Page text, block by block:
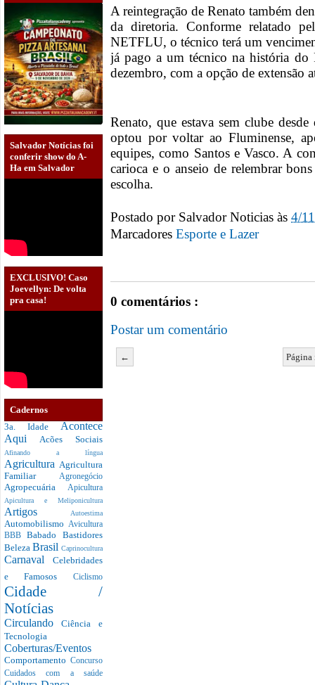
Salvador Notícias foi
conferir show do A-
Ha em Salvador
EXCLUSIVO! Caso
Joevellyn: De volta
pra casa!
Cadernos
3a. Idade Acontece
Aqui Acões Sociais
Afinando a língua
Agricultura Agricultura
Familiar Agronegócio
Agropecuária Apicultura
Apicultura e Meliponicultura
Artigos Autoestima
Automobilismo Avicultura
BBBBabado Bastidores
Beleza Brasil Caprinocultura
Carnaval Celebridades
e Famosos Ciclismo
Cidade /
Notícias
CirculandoCiência e
Tecnologia
Coberturas/Eventos
Comportamento Concurso
Cuidados com a saúde
A reintegração de Renato também
da diretoria. Conforme relatado
NETFLU, o técnico terá um
já pago a um técnico na história do
dezembro, com a opção de extensão
Renato, que estava sem clube
optou por voltar ao Fluminense,
equipes, como Santos e Vasco. A
carioca e o anseio de relembrar
escolha.
Postado por Salvador Noticias às 4/
Marcadores Esporte e Lazer
0 comentários :
Postar um comentário
←